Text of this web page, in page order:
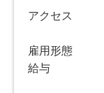
アクセス
雇用形態
給与